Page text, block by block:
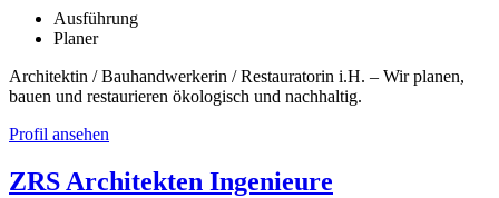
Ausführung
Planer
Architektin / Bauhandwerkerin / Restauratorin i.H. – Wir planen,
bauen und restaurieren ökologisch und nachhaltig.
Profil ansehen
ZRS Architekten Ingenieure